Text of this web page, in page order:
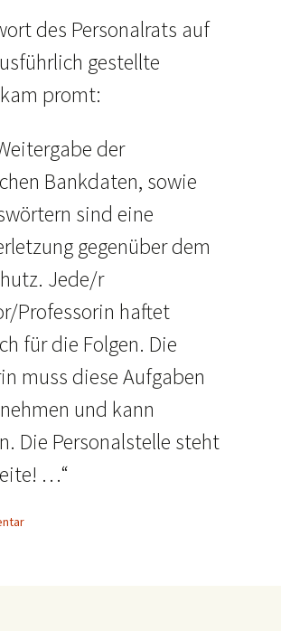
des Personalrats auf
gestellte
promt:
der
Bankdaten, sowie
sind eine
gegenüber dem
Jede/r
Professorin haftet
für die Folgen. Die
muss diese Aufgaben
und kann
Die Personalstelle steht
…“